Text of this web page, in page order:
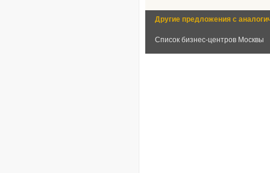
Другие предложения с
Список бизнес-центров Москвы